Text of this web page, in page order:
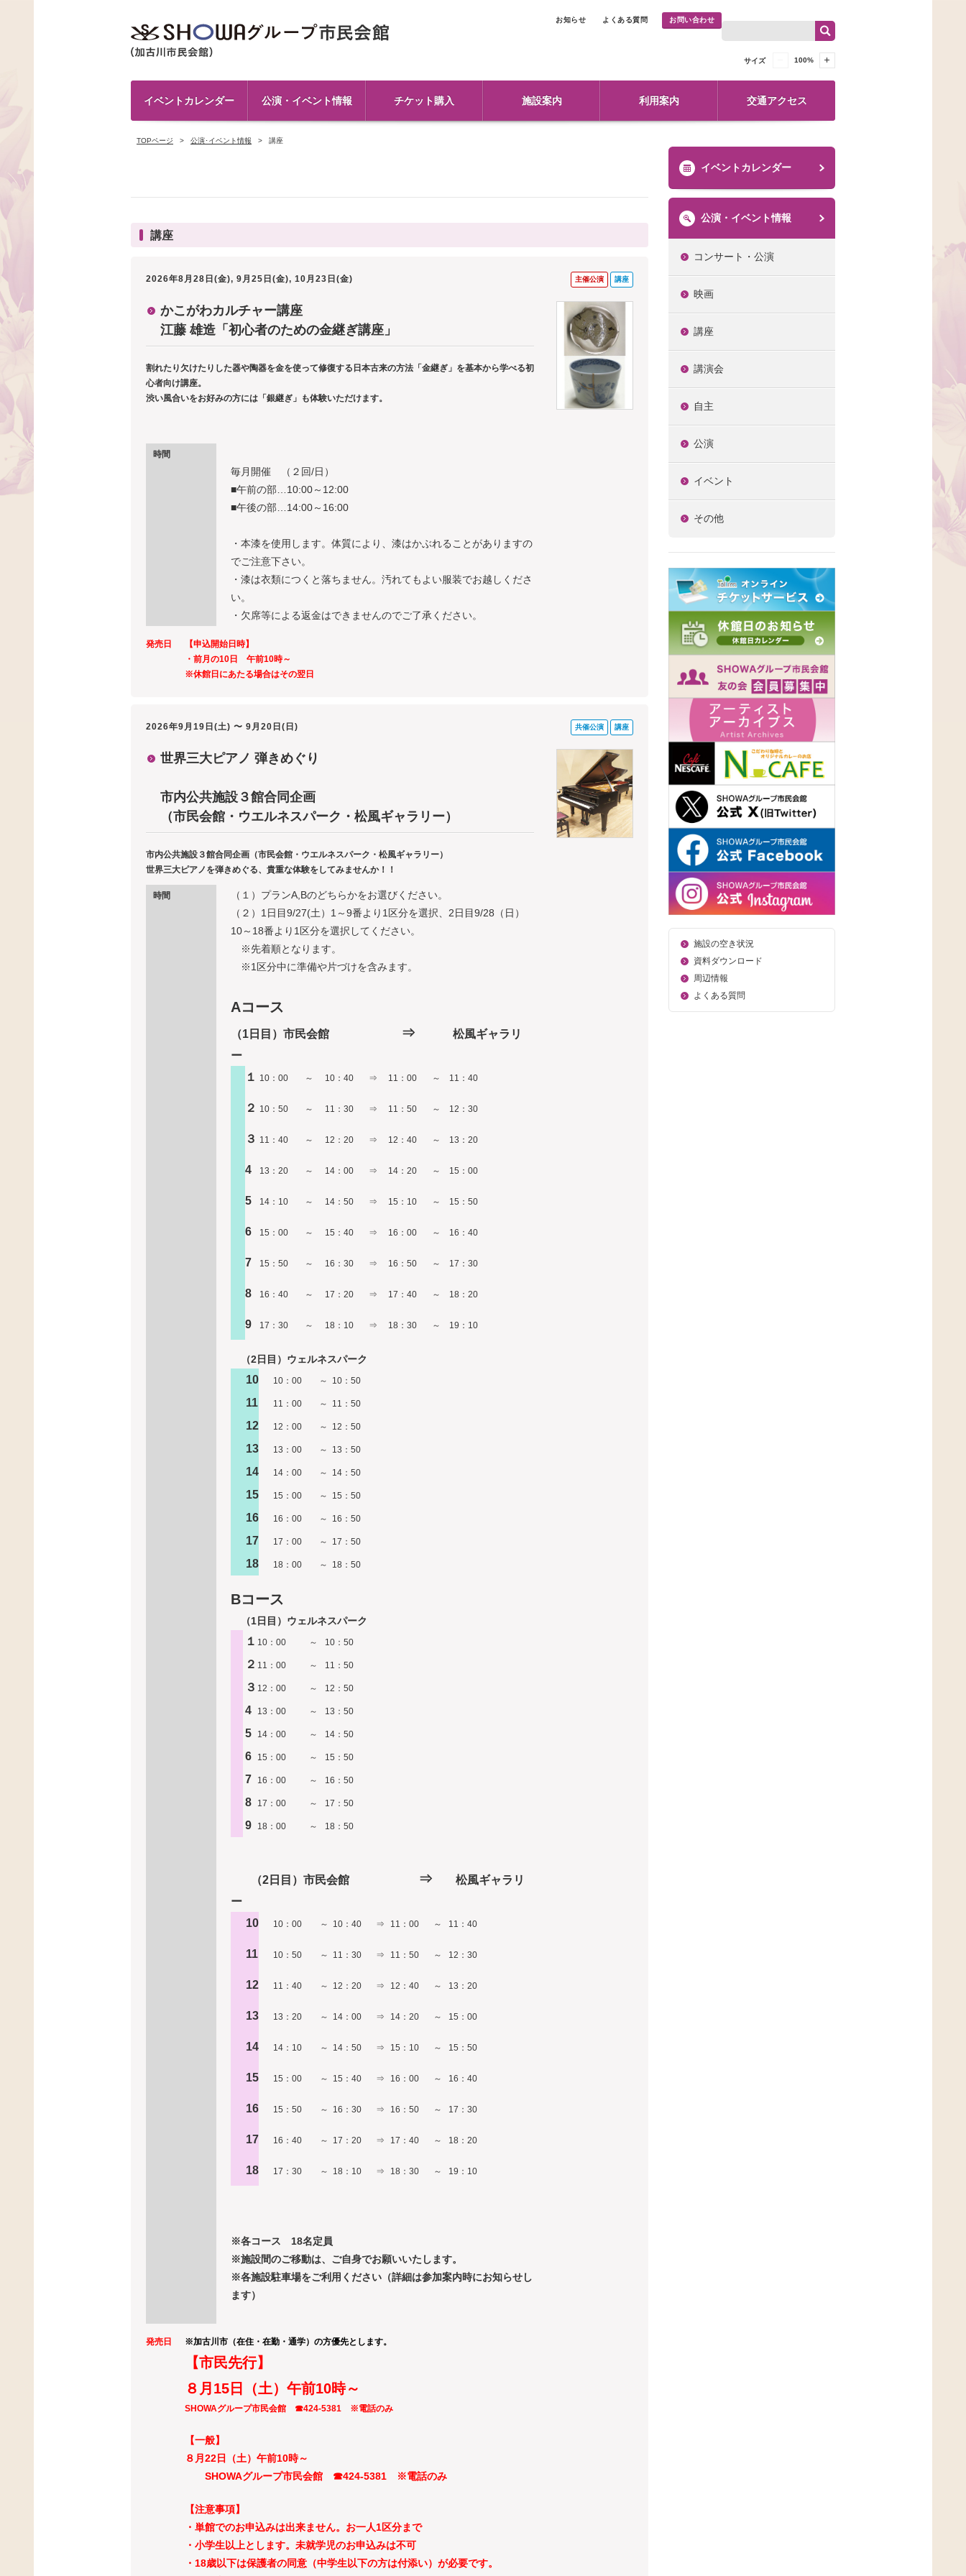
お知らせ よくある質問 お問い合わせ
サイズ 100%
イベントカレンダー 公演・イベント情報 チケット購入 施設案内 利用案内 交通アクセス
TOPページ 公演･イベント情報 講座
講座
2026年8月28日(金), 9月25日(金), 10月23日(金) 主催公演 講座
かこがわカルチャー講座
江藤 雄造「初心者のための金継ぎ講座」
割れたり欠けたりした器や陶器を金を使って修復する日本古来の方法「金継ぎ」を基本から学べる初
心者向け講座。
渋い風合いをお好みの方には「銀継ぎ」も体験いただけます。
時間
毎月開催 （２回/日）
■午前の部…10:00～12:00
■午後の部…14:00～16:00
・本漆を使用します。体質により、漆はかぶれることがありますの
でご注意下さい。
・漆は衣類につくと落ちません。汚れてもよい服装でお越しくださ
い。
・欠席等による返金はできませんのでご了承ください。
発売日
【申込開始日時】
・前月の10日 午前10時～
※休館日にあたる場合はその翌日
2026年9月19日(土) 〜 9月20日(日) 共催公演 講座
世界三大ピアノ 弾きめぐり
市内公共施設３館合同企画
（市民会館・ウエルネスパーク・松風ギャラリー）
市内公共施設３館合同企画（市民会館・ウエルネスパーク・松風ギャラリー）
世界三大ピアノを弾きめぐる、貴重な体験をしてみませんか！！
時間
（１）プランA,Bのどちらかをお選びください。
（２）1日目9/27(土）1～9番より1区分を選択、2日目9/28（日）
10～18番より1区分を選択してください。
※先着順となります。
※1区分中に準備や片づけを含みます。
Aコース
（1日目）市民会館 ⇒
松風ギャラリ
ー
１ 10：00 ～ 10：40 ⇒ 11：00 ～ 11：40
２ 10：50 ～ 11：30 ⇒ 11：50 ～ 12：30
３ 11：40 ～ 12：20 ⇒ 12：40 ～ 13：20
4 13：20 ～ 14：00 ⇒ 14：20 ～ 15：00
5 14：10 ～ 14：50 ⇒ 15：10 ～ 15：50
6 15：00 ～ 15：40 ⇒ 16：00 ～ 16：40
7 15：50 ～ 16：30 ⇒ 16：50 ～ 17：30
8 16：40 ～ 17：20 ⇒ 17：40 ～ 18：20
9 17：30 ～ 18：10 ⇒ 18：30 ～ 19：10
（2日目）ウェルネスパーク
10 10：00 ～ 10：50
11 11：00 ～ 11：50
12 12：00 ～ 12：50
13 13：00 ～ 13：50
14 14：00 ～ 14：50
15 15：00 ～ 15：50
16 16：00 ～ 16：50
17 17：00 ～ 17：50
18 18：00 ～ 18：50
Bコース
（1日目）ウェルネスパーク
１ 10：00 ～ 10：50
２ 11：00 ～ 11：50
３ 12：00 ～ 12：50
4 13：00 ～ 13：50
5 14：00 ～ 14：50
6 15：00 ～ 15：50
7 16：00 ～ 16：50
8 17：00 ～ 17：50
9 18：00 ～ 18：50
（2日目）市民会館 ⇒
松風ギャラリ
ー
10
10：00 ～ 10：40 ⇒ 11：00 ～ 11：40
11 10：50 ～ 11：30 ⇒ 11：50 ～ 12：30
12 11：40 ～ 12：20 ⇒ 12：40 ～ 13：20
13 13：20 ～ 14：00 ⇒ 14：20 ～ 15：00
14 14：10 ～ 14：50 ⇒ 15：10 ～ 15：50
15 15：00 ～ 15：40 ⇒ 16：00 ～ 16：40
16 15：50 ～ 16：30 ⇒ 16：50 ～ 17：30
17 16：40 ～ 17：20 ⇒ 17：40 ～ 18：20
18 17：30 ～ 18：10 ⇒ 18：30 ～ 19：10
※各コース 18名定員
※施設間のご移動は、ご自身でお願いいたします。
※各施設駐車場をご利用ください（詳細は参加案内時にお知らせし
ます）
発売日 ※加古川市（在住・在勤・通学）の方優先とします。
【市民先行】
８月15日（土）午前10時～
SHOWAグループ市民会館 ☎424‐5381 ※電話のみ
【一般】
８月22日（土）午前10時～
SHOWAグループ市民会館 ☎424‐5381 ※電話のみ
【注意事項】
・単館でのお申込みは出来ません。お一人1区分まで
・小学生以上とします。未就学児のお申込みは不可
・18歳以下は保護者の同意（中学生以下の方は付添い）が必要です。
イベントカレンダー
公演・イベント情報
コンサート・公演
映画
講座
講演会
自主
公演
イベント
その他
施設の空き状況
資料ダウンロード
周辺情報
よくある質問